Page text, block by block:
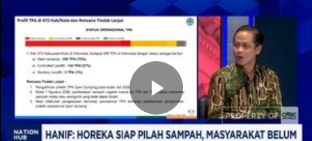
Memutarkan